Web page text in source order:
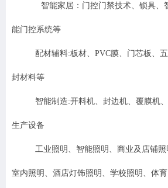
智能家居：门控门禁技术、锁具、
能门控系统等
配材辅料:板材、PVC膜、门芯板、
封材料等
智能制造:开料机、封边机、覆膜机
生产设备
工业照明、智能照明、商业及店铺
室内照明、酒店灯饰照明、学校照明、体